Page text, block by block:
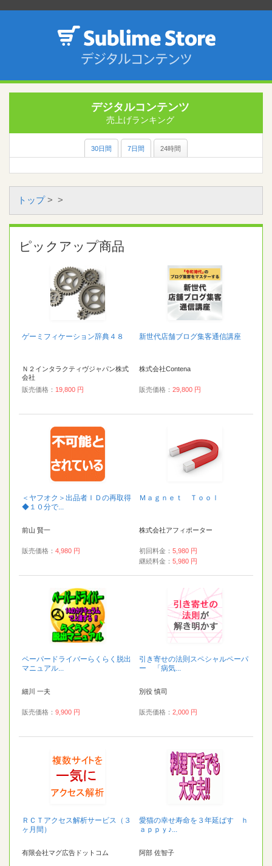
デジタルコンテンツ
売上げランキング
30日間 7日間 24時間
トップ> >
ピックアップ商品
ゲーミフィケーション辞典４８
Ｎ２インタラクティヴジャパン株式
会社
販売価格： 19,800 円
新世代店舗ブログ集客通信講座
株式会社Contena
販売価格： 29,800 円
＜ヤフオク＞出品者ＩＤの再取得
◆１０分で...
前山 賢一
販売価格： 4,980 円
Ｍａｇｎｅｔ Ｔｏｏｌ
株式会社アフィポーター
初回料金： 5,980 円
継続料金： 5,980 円
ペーパードライバーらくらく脱出
マニュアル...
細川 一夫
販売価格： 9,900 円
引き寄せの法則スペシャルペーパ
ー 「病気...
別役 慎司
販売価格： 2,000 円
ＲＣＴアクセス解析サービス（３
ヶ月間）
有限会社マグ広告ドットコム
愛猫の幸せ寿命を３年延ばす ｈ
ａｐｐｙ♪...
阿部 佐智子